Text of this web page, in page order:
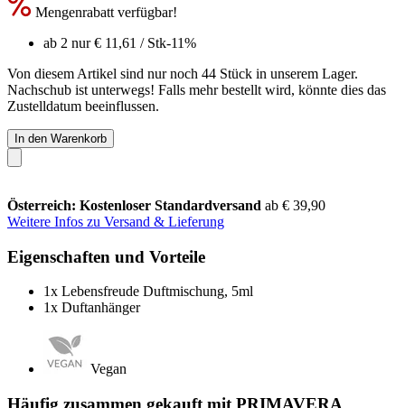
Mengenrabatt verfügbar!
ab 2 nur€ 11,61 / Stk-11%
Von diesem Artikel sind nur noch 44 Stück in unserem Lager.
Nachschub ist unterwegs! Falls mehr bestellt wird, könnte dies das
Zustelldatum beeinflussen.
In den Warenkorb
Österreich: Kostenloser Standardversand ab € 39,90
Weitere Infos zu Versand & Lieferung
Eigenschaften und Vorteile
1x Lebensfreude Duftmischung, 5ml
1x Duftanhänger
Vegan
Häufig zusammen gekauft mit PRIMAVERA